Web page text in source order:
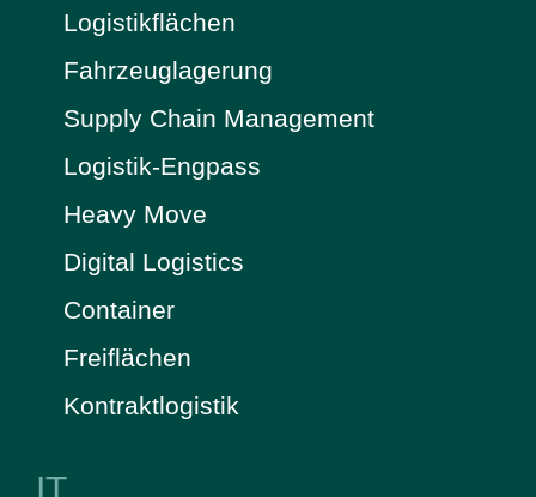
Logistikflächen
Fahrzeuglagerung
Supply Chain Management
Logistik-Engpass
Heavy Move
Digital Logistics
Container
Freiflächen
Kontraktlogistik